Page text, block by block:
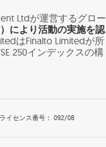
Ltdが運営するグロー
により活動の実施を認
はFinalto Limitedが所
250インデックスの構
イセンス番号： 092/08